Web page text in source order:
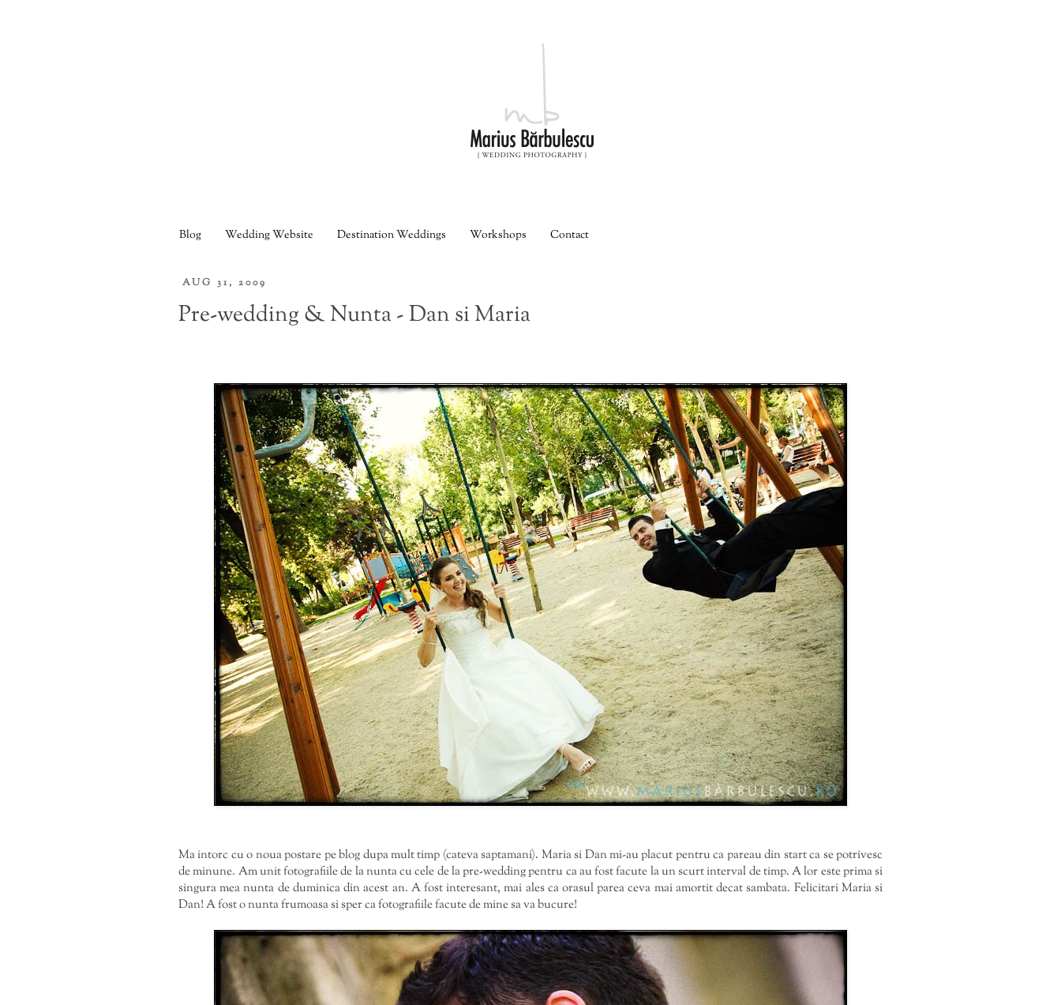
Blog Wedding Website Destination Weddings Workshops Contact
AUG 31, 2009
Pre-wedding & Nunta - Dan si Maria
Ma intorc cu o noua postare pe blog dupa mult timp (cateva saptamani). Maria si Dan mi-au placut pentru ca pareau din start ca se potrivesc
de minune. Am unit fotografiile de la nunta cu cele de la pre-wedding pentru ca au fost facute la un scurt interval de timp. A lor este prima si
singura mea nunta de duminica din acest an. A fost interesant, mai ales ca orasul parea ceva mai amortit decat sambata. Felicitari Maria si
Dan! A fost o nunta frumoasa si sper ca fotografiile facute de mine sa va bucure!